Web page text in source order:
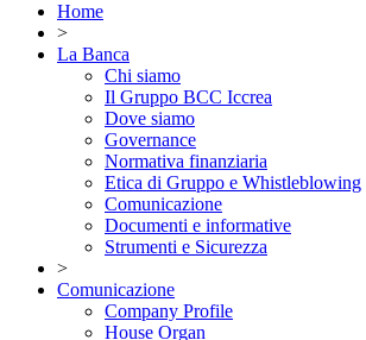
Home
>
La Banca
Chi siamo
Il Gruppo BCC Iccrea
Dove siamo
Governance
Normativa finanziaria
Etica di Gruppo e Whistleblowing
Comunicazione
Documenti e informative
Strumenti e Sicurezza
>
Comunicazione
Company Profile
House Organ